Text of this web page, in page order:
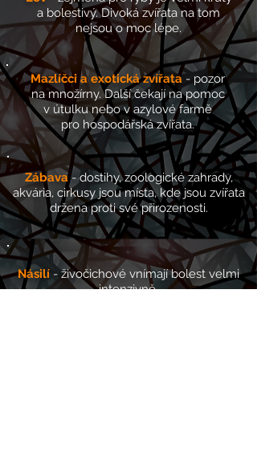
a bolestivý. Divoká zvířata na tom
nejsou o moc lépe.
Mazlíčci a exotická zvířata - pozor
na množírny. Další čekají na pomoc
v útulku nebo v azylové farmě
pro hospodářská zvířata.
Zábava - dostihy, zoologické zahrady,
akvária, cirkusy jsou místa, kde jsou zvířata
držena proti své přirozenosti.
Násilí - živočichové vnímají bolest velmi
intenzivně.